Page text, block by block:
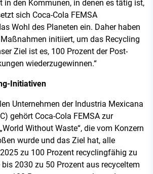
in den Kommunen, in denen es tätig ist,
sich Coca-Cola FEMSA
Wohl des Planeten ein. Daher haben
initiiert, um das Recycling
Ziel ist es, 100 Prozent der Post-
wiederzugewinnen.“
Initiativen
Unternehmen der Industria Mexicana
gehört Coca-Cola FEMSA zur
Without Waste“, die vom Konzern
wurde und das Ziel hat, alle
zu 100 Prozent recyclingfähig zu
2030 zu 50 Prozent aus recyceltem